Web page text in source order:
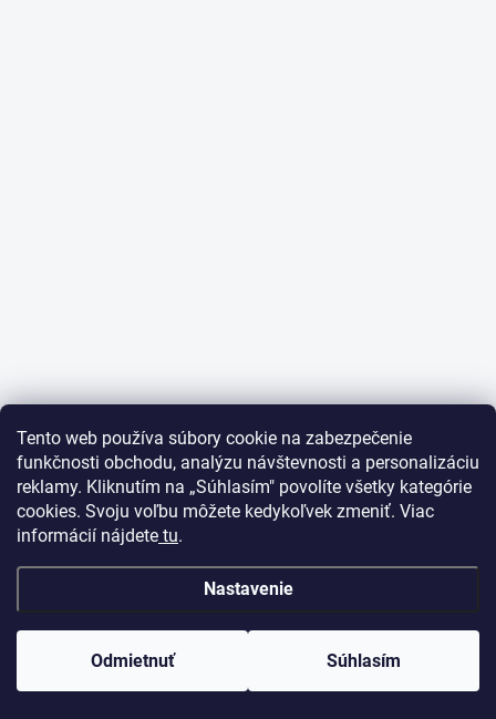
Tento web používa súbory cookie na zabezpečenie
funkčnosti obchodu, analýzu návštevnosti a personalizáciu
reklamy. Kliknutím na „Súhlasím" povolíte všetky kategórie
cookies. Svoju voľbu môžete kedykoľvek zmeniť. Viac
informácií nájdete tu.
Nastavenie
Odmietnuť Súhlasím